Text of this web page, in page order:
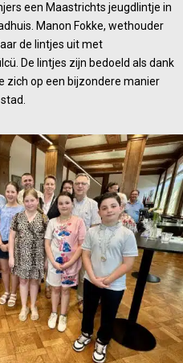
een Maastrichts jeugdlintje in
Manon Fokke, wethouder
de lintjes uit met
De lintjes zijn bedoeld als dank
zich op een bijzondere manier